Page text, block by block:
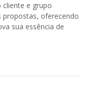
cliente e grupo
propostas, oferecendo
sua essência de